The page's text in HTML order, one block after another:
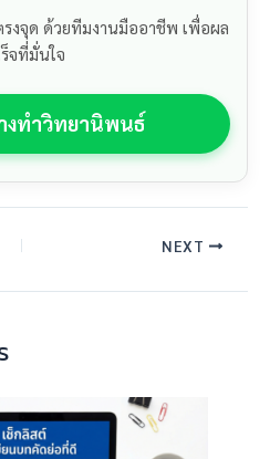
จุด ด้วยทีมงานมืออาชีพ เพื่อผล
ร็จที่มั่นใจ
งทำวิทยานิพนธ์
NEXT